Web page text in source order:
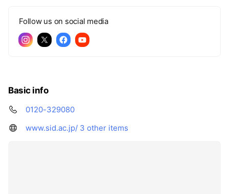
Follow us on social media
Basic info
0120-329080
www.sid.ac.jp/ 3 other items